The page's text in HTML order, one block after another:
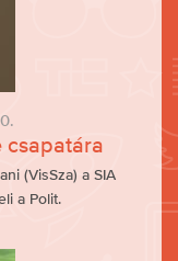
csapatára
(VisSza) a SIA
a Polit.